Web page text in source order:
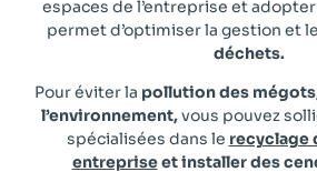
espaces de l’entreprise et
permet d’optimiser la gestion et le
déchets.
Pour éviter la pollution des
l’environnement,vous pouvez
spécialisées dans le recyclage
entrepriseet installer des